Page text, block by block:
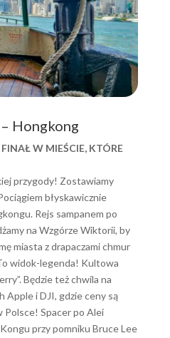
Hongkong
W MIEŚCIE, KTÓRE
przygody! Zostawiamy
błyskawicznie
Rejs sampanem po
na Wzgórze Wiktorii, by
miasta z drapaczami chmur
widok-legenda! Kultowa
Będzie też chwila na
Apple i DJI, gdzie ceny są
Polsce! Spacer po Alei
przy pomniku Bruce Lee